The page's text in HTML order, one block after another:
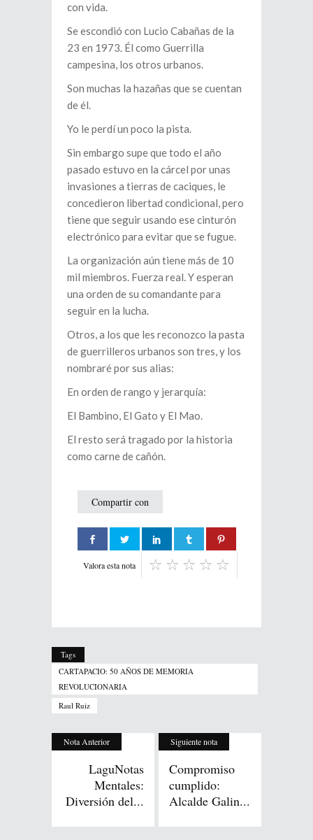
con vida.
Se escondió con Lucio Cabañas de la
23 en 1973. Él como Guerrilla
campesina, los otros urbanos.
Son muchas la hazañas que se cuentan
de él.
Yo le perdí un poco la pista.
Sin embargo supe que todo el año
pasado estuvo en la cárcel por unas
invasiones a tierras de caciques, le
concedieron libertad condicional, pero
tiene que seguir usando ese cinturón
electrónico para evitar que se fugue.
La organización aún tiene más de 10
mil miembros. Fuerza real. Y esperan
una orden de su comandante para
seguir en la lucha.
Otros, a los que les reconozco la pasta
de guerrilleros urbanos son tres, y los
nombraré por sus alias:
En orden de rango y jerarquía:
El Bambino, El Gato y El Mao.
El resto será tragado por la historia
como carne de cañón.
Compartir con
Valora esta nota
Tags
CARTAPACIO: 50 AÑOS DE MEMORIA
REVOLUCIONARIA
Raul Ruiz
Nota Anterior
LaguNotas
Mentales:
Diversión del...
Siguiente nota
Compromiso
cumplido:
Alcalde Galin...